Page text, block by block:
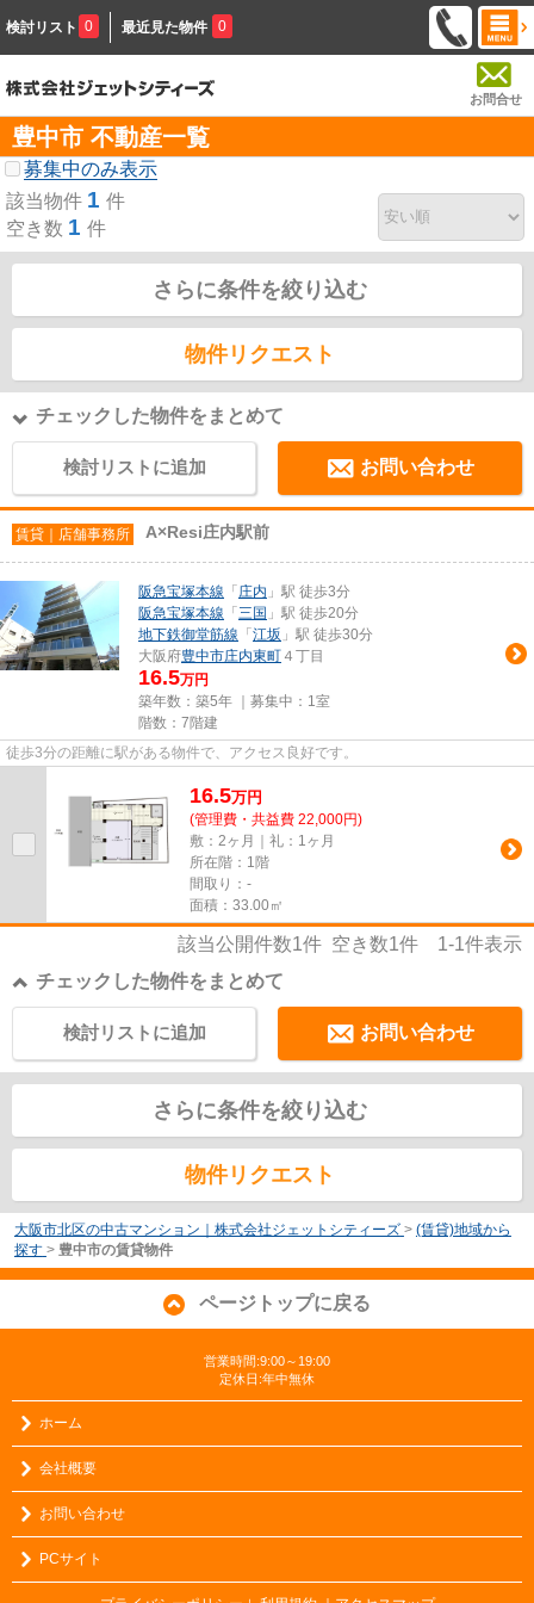
検討リスト 0 最近見た物件 0
お問合せ
豊中市 不動産一覧
募集中のみ表示
該当物件 1 件
空き数 1 件
さらに条件を絞り込む
物件リクエスト
チェックした物件をまとめて
検討リストに追加 お問い合わせ
賃貸｜店舗事務所 A×Resi庄内駅前
阪急宝塚本線 「 庄内 」駅 徒歩3分
阪急宝塚本線 「 三国 」駅 徒歩20分
地下鉄御堂筋線 「 江坂 」駅 徒歩30分
大阪府豊中市庄内東町 ４丁目
16.5万円
築年数：築5年 ｜募集中： 1室
階数：7階建
徒歩3分の距離に駅がある物件で、アクセス良好です。
16.5万円
(管理費・共益費 22,000円)
敷：2ヶ月｜礼：1ヶ月
所在階：1階
間取り：-
面積：33.00㎡
該当公開件数1件 空き数1件 1-1件表示
チェックした物件をまとめて
お問い合わせ
検討リストに追加
さらに条件を絞り込む
物件リクエスト
大阪市北区の中古マンション｜株式会社ジェットシティーズ > (賃貸)地域から
探す > 豊中市の賃貸物件
ページトップに戻る
営業時間:9:00～19:00
定休日:年中無休
ホーム
会社概要
お問い合わせ
PCサイト